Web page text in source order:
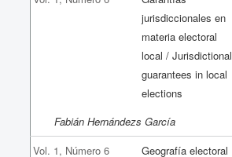
jurisdiccionales en
materia electoral
local / Jurisdictional
guarantees in local
elections
Fabián Hernándezs García
Vol. 1, Número 6
Geografía electoral